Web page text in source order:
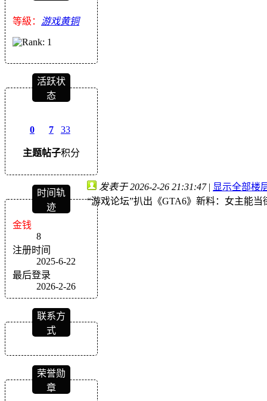
等級： 游戏黄铜
活跃状
态
0
主题
7
帖子
33
积分
时间轨
迹
金钱
8
注册时间
2025-6-22
最后登录
2026-2-26
联系方
式
荣誉勋
章
发表于 2026-2-26 21:31:47 | 显示全部楼
“游戏论坛”扒出《GTA6》新料：女主能